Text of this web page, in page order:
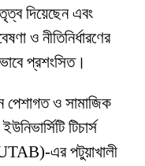
দিয়েছেন এবং
ও নীতিনির্ধারণের
প্রশংসিত।
পেশাগত ও সামাজিক
টিচার্স
এর পটুয়াখালী